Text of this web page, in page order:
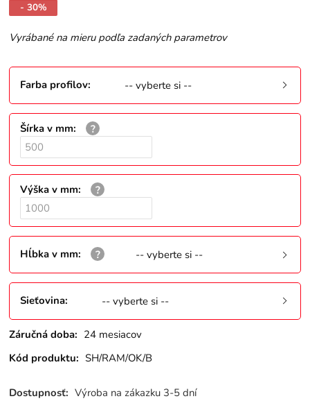
- 30%
Vyrábané na mieru podľa zadaných parametrov
Farba profilov: -- vyberte si --
Šírka v mm:
Výška v mm:
Hĺbka v mm: -- vyberte si --
Sieťovina: -- vyberte si --
Záručná doba: 24 mesiacov
Kód produktu: SH/RAM/OK/B
Dostupnosť: Výroba na zákazku 3-5 dní